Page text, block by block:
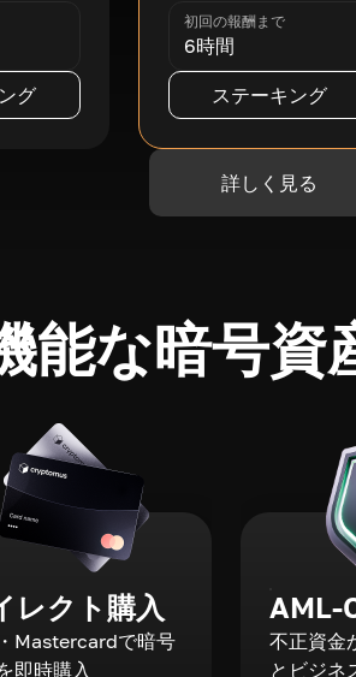
グ
初回の報酬まで
6時間
ステーキング
詳しく見る
能な暗号資
レクト購入
Mastercardで暗号
即時購入
AML-
不正資金
とビジネ